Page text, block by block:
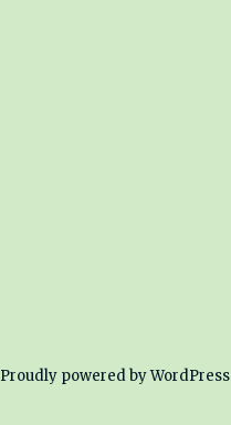
Proudly powered by WordPress